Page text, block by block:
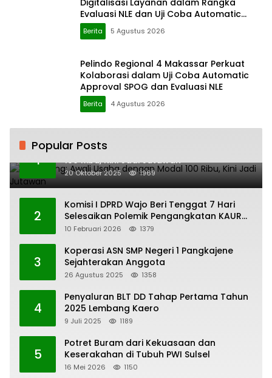
Digitalisasi Layanan dalam Rangka
Evaluasi NLE dan Uji Coba Automatic
Approval SPOG
Berita 5 Agustus 2026
Pelindo Regional 4 Makassar Perkuat
Kolaborasi dalam Uji Coba Automatic
Approval SPOG dan Evaluasi NLE
Berita 4 Agustus 2026
Popular Posts
1
H. Ampang: Awali Usaha dengan Modal
100 Ribu, Kini Jadi Jutawan
20 Oktober 2025 1969
2
Komisi I DPRD Wajo Beri Tenggat 7 Hari
Selesaikan Polemik Pengangkatan KAUR
Keuangan Desa Bau-Bau
10 Februari 2026 1379
3
Koperasi ASN SMP Negeri 1 Pangkajene
Sejahterakan Anggota
26 Agustus 2025 1358
4
Penyaluran BLT DD Tahap Pertama Tahun
2025 Lembang Kaero
9 Juli 2025 1189
5
Potret Buram dari Kekuasaan dan
Keserakahan di Tubuh PWI Sulsel
16 Mei 2026 1150